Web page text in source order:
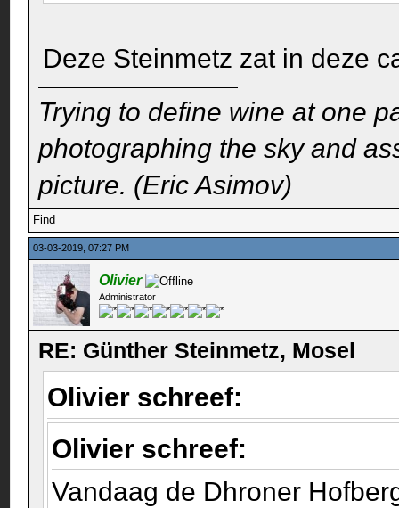
Deze Steinmetz zat in deze
Trying to define wine at one
photographing the sky and
picture. (Eric Asimov)
Find
03-03-2019, 07:27 PM
Olivier
Administrator
RE: Günther Steinmetz, Mosel
Olivier schreef:
Olivier schreef:
Vandaag de Dhroner